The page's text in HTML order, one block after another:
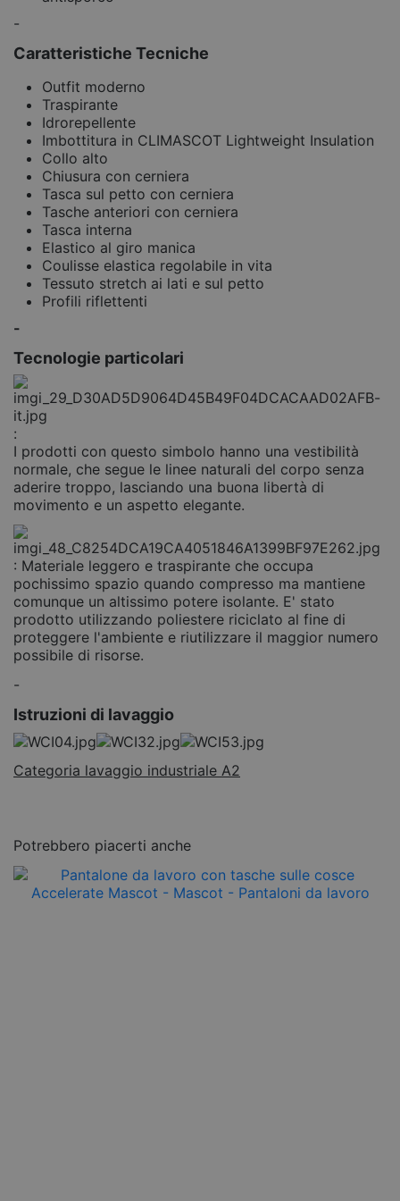
-
Caratteristiche Tecniche
Outfit moderno
Traspirante
Idrorepellente
Imbottitura in CLIMASCOT Lightweight Insulation
Collo alto
Chiusura con cerniera
Tasca sul petto con cerniera
Tasche anteriori con cerniera
Tasca interna
Elastico al giro manica
Coulisse elastica regolabile in vita
Tessuto stretch ai lati e sul petto
Profili riflettenti
-
Tecnologie particolari
:
I prodotti con questo simbolo hanno una vestibilità
normale, che segue le linee naturali del corpo senza
aderire troppo, lasciando una buona libertà di
movimento e un aspetto elegante.
: Materiale leggero e traspirante che occupa
pochissimo spazio quando compresso ma mantiene
comunque un altissimo potere isolante. E' stato
prodotto utilizzando poliestere riciclato al fine di
proteggere l'ambiente e riutilizzare il maggior numero
possibile di risorse.
-
Istruzioni di lavaggio
Categoria lavaggio industriale A2
Potrebbero piacerti anche